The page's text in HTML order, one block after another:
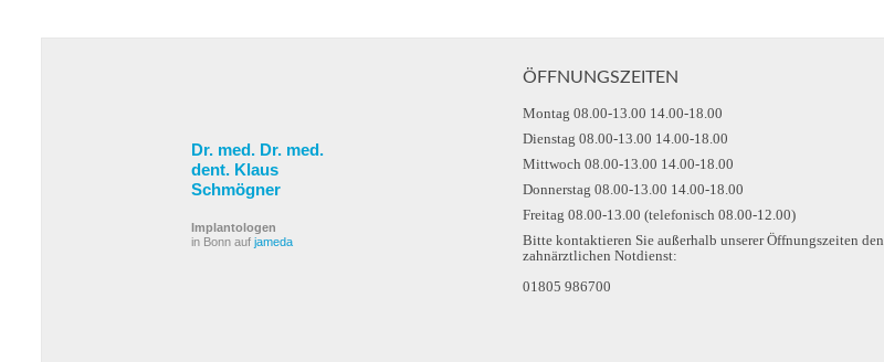
Dr. med. Dr. med.
dent. Klaus
Schmögner
Implantologen
in Bonn auf jameda
ÖFFNUNGSZEITEN
Montag 08.00-13.00 14.00-18.00
Dienstag 08.00-13.00 14.00-18.00
Mittwoch 08.00-13.00 14.00-18.00
Donnerstag 08.00-13.00 14.00-18.00
Freitag 08.00-13.00 (telefonisch 08.00-12.00)
Bitte kontaktieren Sie außerhalb unserer Öffnungszeiten den
zahnärztlichen Notdienst:
01805 986700